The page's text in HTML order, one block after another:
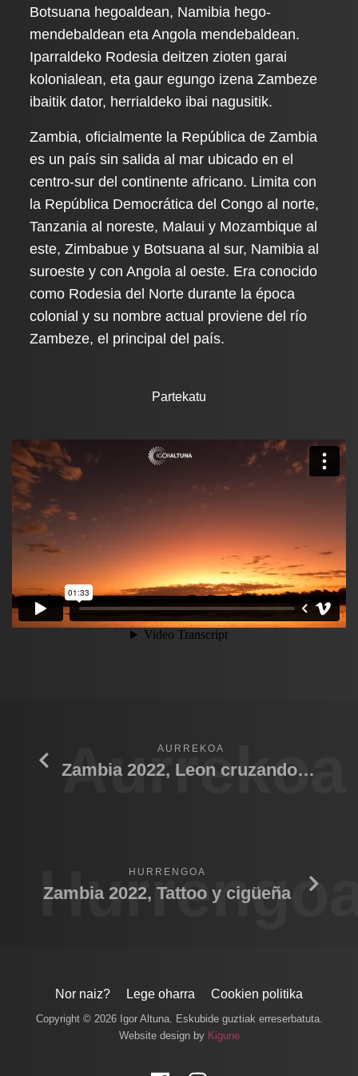
Botsuana hegoaldean, Namibia hego-
mendebaldean eta Angola mendebaldean.
Iparraldeko Rodesia deitzen zioten garai
kolonialean, eta gaur egungo izena Zambeze
ibaitik dator, herrialdeko ibai nagusitik.
Zambia, oficialmente la República de Zambia
es un país sin salida al mar ubicado en el
centro-sur del continente africano. Limita con
la República Democrática del Congo al norte,
Tanzania al noreste, Malaui y Mozambique al
este, Zimbabue y Botsuana al sur, Namibia al
suroeste y con Angola al oeste. Era conocido
como Rodesia del Norte durante la época
colonial y su nombre actual proviene del río
Zambeze, el principal del país.
Partekatu
Aurrekoa
AURREKOA
Zambia 2022, Leon cruzando rio
HURRENGOA
Zambia 2022, Tattoo y cigüeña
Nor naiz? Lege oharra Cookien politika
Copyright © 2026 Igor Altuna. Eskubide guztiak erreserbatuta.
Website design by Kigune